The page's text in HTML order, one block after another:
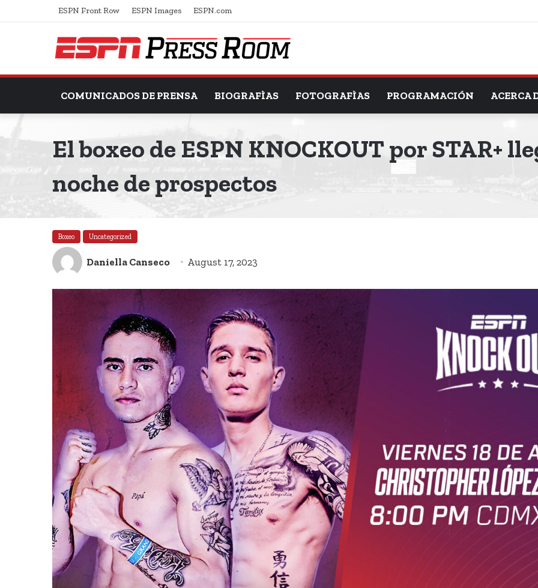
ESPN Front Row ESPN Images ESPN.com
COMUNICADOS DE PRENSA BIOGRAFÌAS FOTOGRAFÌAS PROGRAMACIÓN ACERCA
El boxeo de ESPN KNOCKOUT por STAR+
noche de prospectos
Boxeo Uncategorized
Daniella Canseco August 17, 2023